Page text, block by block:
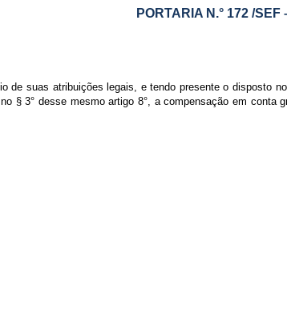
PORTARIA N.° 172 /SEF
de suas atribuições legais, e tendo presente o disposto
§ 3° desse mesmo artigo 8°, a compensação em